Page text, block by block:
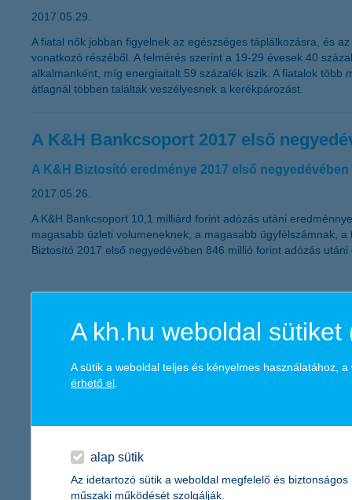
2017.05.29.
A fiatal nők jobban figyelnek az egészséges táplálkozásra, és
vonatkozó részéből. A felmérés szerint a 19-29 évesek 40
alkalmanként, míg energiaitalt 59 százalék iszik. A fiatalok
átlagnál többen találták veszélyesnek a kerékpározást.
A K&H Bankcsoport 2017 első
A K&H Biztosító eredménye 2017 első
2017.05.26.
A K&H Bankcsoport 10,1 milliárd forint adózás utáni
magasabb üzleti volumeneknek, a magasabb ügyfélszámnak,
Biztosító 2017 első negyedévében 846 millió forint adózás
2017.05.25.
összegyűjtött néhány tippet a gyermeknap költségvetéséhez.
még ne készüljünk a kamatemelésre
2017.05.24.
Az elmúlt négy évben elkényelmesedtek a befektetők, hiszen
pozitív reálhozamot lehetett elérni. Ennek most vége, hiszen
A kh.hu weboldal sütiket
A sütik a weboldal teljes és kényelmes használatához,
érhető el
alap sütik
Az idetartozó sütik a weboldal megfelelő és biztonságos
műszaki működését szolgálják.